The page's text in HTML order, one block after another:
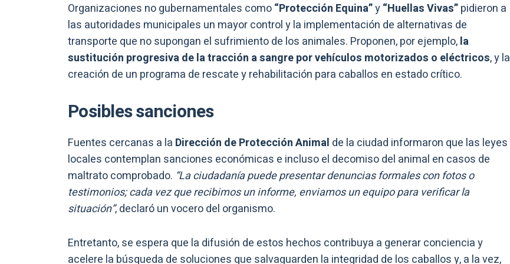
Organizaciones no gubernamentales como“Protección Equina”y“Huellas Vivas”pidieron a
las autoridades municipales un mayor control y la implementación de alternativas de
transporte que no supongan el sufrimiento de los animales. Proponen, por ejemplo,la
sustitución progresiva de la tracción a sangre por vehículos motorizados o eléctricos, y la
creación de un programa de rescate y rehabilitación para caballos en estado crítico.
Posibles sanciones
Fuentes cercanas a la Dirección de Protección Animal de la ciudad informaron que las leyes
locales contemplan sanciones económicas e incluso el decomiso del animal en casos de
maltrato comprobado. “La ciudadanía puede presentar denuncias formales con fotos o
testimonios; cada vez que recibimos un informe, enviamos un equipo para verificar la
situación”, declaró un vocero del organismo.
Entretanto, se espera que la difusión de estos hechos contribuya a generar conciencia y
acelere la búsqueda de soluciones que salvaguarden la integridad de los caballos y, a la vez,